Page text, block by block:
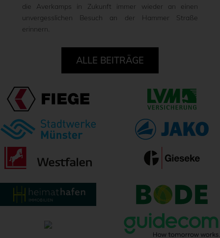
die Averkamps in Zukunft immer wieder an einen
unvergesslichen Besuch an der Hammer Straße
erinnern.
ALLE BEITRÄGE